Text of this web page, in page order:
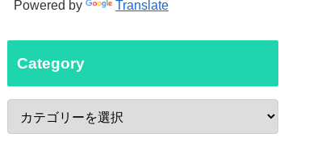
Powered by Translate
Category